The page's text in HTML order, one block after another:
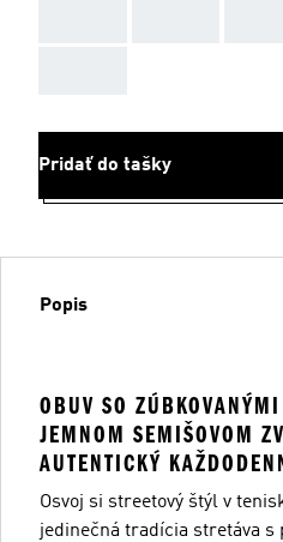
Pridať do tašky
Popis
OBUV SO
JEMNOM SEMIŠOVOM
AUTENTICKÝ
Osvoj si streetový štýl v
jedinečná tradícia stretáva s